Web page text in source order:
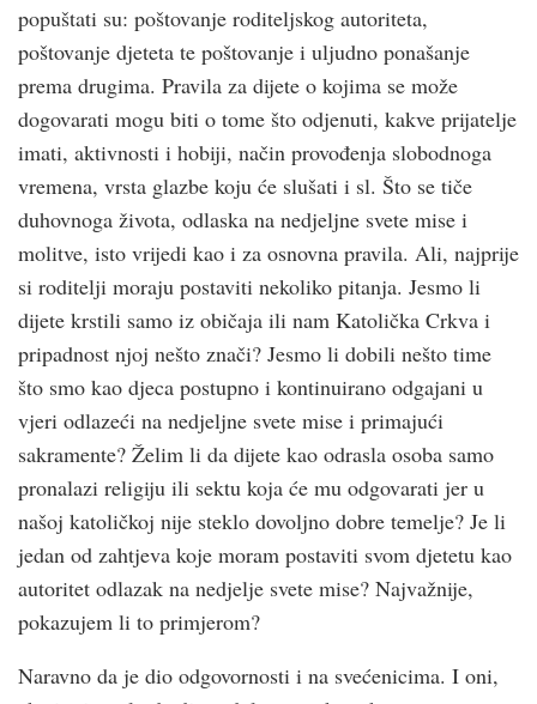
popuštati su: poštovanje roditeljskog autoriteta,
poštovanje djeteta te poštovanje i uljudno ponašanje
prema drugima. Pravila za dijete o kojima se može
dogovarati mogu biti o tome što odjenuti, kakve prijatelje
imati, aktivnosti i hobiji, način provođenja slobodnoga
vremena, vrsta glazbe koju će slušati i sl. Što se tiče
duhovnoga života, odlaska na nedjeljne svete mise i
molitve, isto vrijedi kao i za osnovna pravila. Ali, najprije
si roditelji moraju postaviti nekoliko pitanja. Jesmo li
dijete krstili samo iz običaja ili nam Katolička Crkva i
pripadnost njoj nešto znači? Jesmo li dobili nešto time
što smo kao djeca postupno i kontinuirano odgajani u
vjeri odlazeći na nedjeljne svete mise i primajući
sakramente? Želim li da dijete kao odrasla osoba samo
pronalazi religiju ili sektu koja će mu odgovarati jer u
našoj katoličkoj nije steklo dovoljno dobre temelje? Je li
jedan od zahtjeva koje moram postaviti svom djetetu kao
autoritet odlazak na nedjelje svete mise? Najvažnije,
pokazujem li to primjerom?
Naravno da je dio odgovornosti i na svećenicima. I oni,